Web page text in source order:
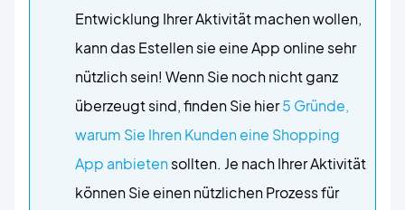
Entwicklung Ihrer Aktivität machen wollen,
kann das Estellen sie eine App online sehr
nützlich sein! Wenn Sie noch nicht ganz
überzeugt sind, finden Sie hier5 Gründe,
warum Sie Ihren Kunden eine Shopping
App anbietensollten. Je nach Ihrer Aktivität
können Sie einen nützlichen Prozess für